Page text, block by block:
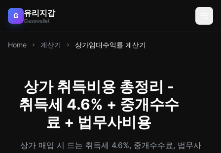
G 유리지갑
Glasswallet
Home 계산기 상가임대수익률 계산기
상가 취득비용 총정리 -
취득세 4.6% + 중개수수
료 + 법무사비용
상가 매입 시 드는 취득세 4.6%, 중개수수료, 법무사